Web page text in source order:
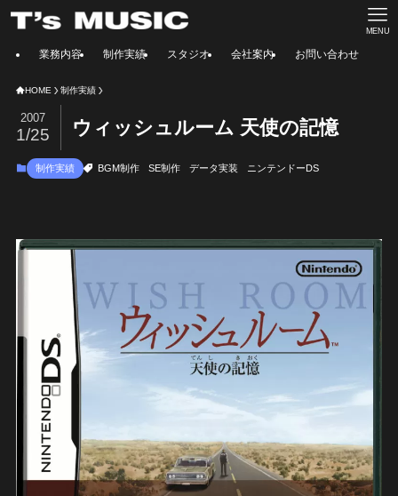
MENU
業務内容 制作実績 スタジオ 会社案内 お問い合わせ
HOME 制作実績
ウィッシュルーム 天使の記憶
2007
1/25
制作実績 BGM制作 SE制作 データ実装 ニンテンドーDS